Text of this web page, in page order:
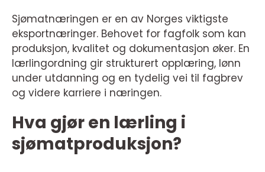
Sjømatnæringen er en av Norges viktigste
eksportnæringer. Behovet for fagfolk som kan
produksjon, kvalitet og dokumentasjon øker. En
lærlingordning gir strukturert opplæring, lønn
under utdanning og en tydelig vei til fagbrev
og videre karriere i næringen.
Hva gjør en lærling i
sjømatproduksjon?